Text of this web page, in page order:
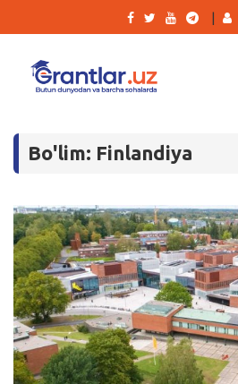
Tanlovlar
Kurslar
Blog
Yana
Bo'lim: Finlandiya